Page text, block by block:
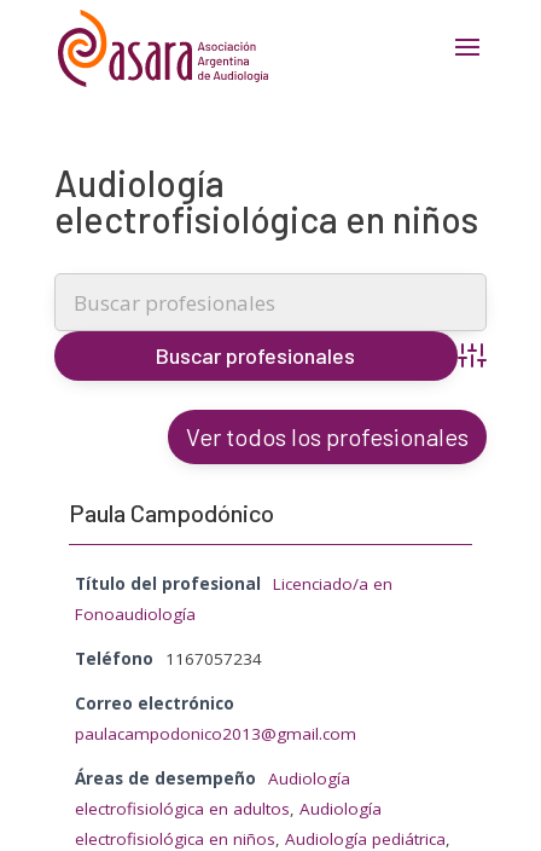
Audiología
electrofisiológica en niños
Ver todos los profesionales
Paula Campodónico
Título del profesional
Licenciado/a en
Fonoaudiología
Teléfono 1167057234
Correo electrónico
paulacampodonico2013@gmail.com
Áreas de desempeño
Audiología
electrofisiológica en adultos, Audiología
electrofisiológica en niños, Audiología pediátrica,